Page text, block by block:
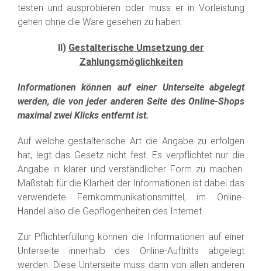
testen und ausprobieren oder muss er in Vorleistung
gehen ohne die Ware gesehen zu haben.
II) Gestalterische Umsetzung der
Zahlungsmöglichkeiten
Informationen können auf einer Unterseite abgelegt
werden, die von jeder anderen Seite des Online-Shops
maximal zwei Klicks entfernt ist.
Auf welche gestalterische Art die Angabe zu erfolgen
hat, legt das Gesetz nicht fest. Es verpflichtet nur die
Angabe in klarer und verständlicher Form zu machen.
Maßstab für die Klarheit der Informationen ist dabei das
verwendete Fernkommunikationsmittel, im Online-
Handel also die Gepflogenheiten des Internet.
Zur Pflichterfüllung können die Informationen auf einer
Unterseite innerhalb des Online-Auftritts abgelegt
werden. Diese Unterseite muss dann von allen anderen